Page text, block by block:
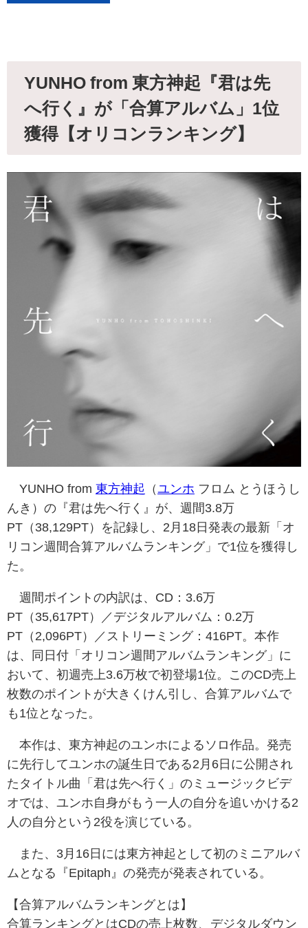
YUNHO from 東方神起『君は先
へ行く』が「合算アルバム」1位
獲得【オリコンランキング】
YUNHO from 東方神起 （ユンホ フロム とうほうし
んき）の『君は先へ行く』が、週間3.8万
PT（38,129PT）を記録し、2月18日発表の最新「オ
リコン週間合算アルバムランキング」で1位を獲得し
た。
週間ポイントの内訳は、CD：3.6万
PT（35,617PT）／デジタルアルバム：0.2万
PT（2,096PT）／ストリーミング：416PT。本作
は、同日付「オリコン週間アルバムランキング」に
おいて、初週売上3.6万枚で初登場1位。このCD売上
枚数のポイントが大きくけん引し、合算アルバムで
も1位となった。
本作は、東方神起のユンホによるソロ作品。発売
に先行してユンホの誕生日である2月6日に公開され
たタイトル曲「君は先へ行く」のミュージックビデ
オでは、ユンホ自身がもう一 人の自分を追いかける2
人の自分という2役を演じている。
また、3月16日には東方神起として初のミニアルバ
ムとなる『Epitaph』の発売が発表されている。
【合算アルバムランキングとは】
合算ランキングとはCDの売上枚数、デジタルダウン